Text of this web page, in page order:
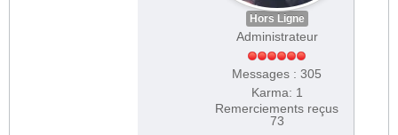
Hors Ligne
Administrateur
Messages : 305
Karma: 1
Remerciements reçus
73